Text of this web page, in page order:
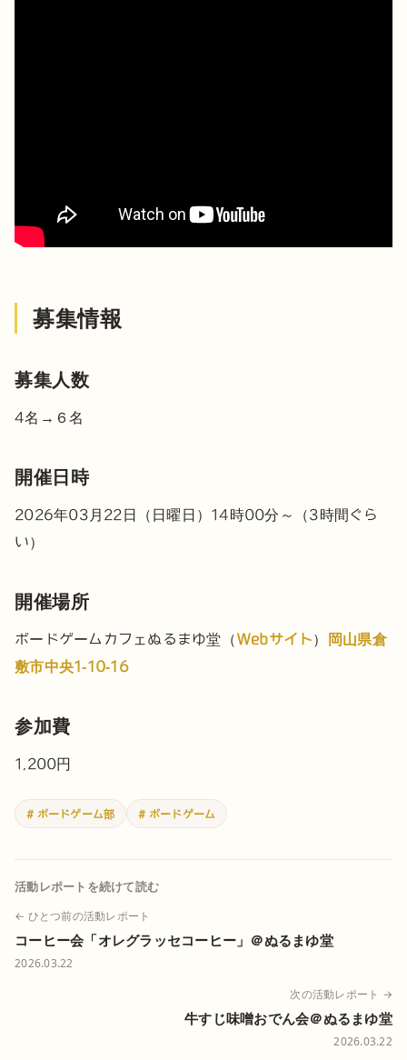
募集情報
募集人数
4名→６名
開催日時
2026年03月22日（日曜日）14時00分～（3時間ぐら
い）
開催場所
ボードゲームカフェぬるまゆ堂（Webサイト）
岡山県倉
敷市中央1-10-16
参加費
1,200円
# ボードゲーム部 # ボードゲーム
活動レポートを続けて読む
← ひとつ前の活動レポート
コーヒー会「オレグラッセコーヒー」＠ぬるまゆ堂
2026.03.22
次の活動レポート →
牛すじ味噌おでん会＠ぬるまゆ堂
2026.03.22